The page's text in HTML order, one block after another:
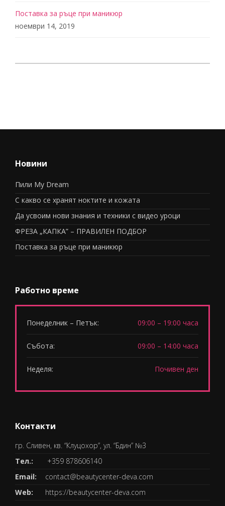
Поставка за ръце при маникюр
ноември 14, 2019
Новини
Пили My Dream
С какво се хранят ноктите и кожата
Да усвоим нови знания и техники с видео уроци
ФРЕЗА „КАПКА” – ПРАВИЛЕН ПОДБОР
Поставка за ръце при маникюр
Работно време
Понеделник – Петък: 09:00 – 19:00 часа
Събота: 09:00 – 14:00 часа
Неделя: Почивен ден
Контакти
гр. Сливен, кв. “Клуцохор”, ул. “Бдин” №3
Тел.:
+359 878606140
Email:
contact@beautycenter-deva.com
Web:
https://beautycenter-deva.com